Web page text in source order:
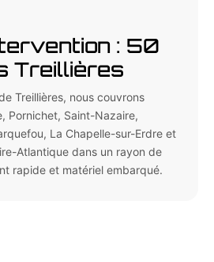
: 50
Treillières
Treillières, nous couvrons
Pornichet, Saint-Nazaire,
La Chapelle-sur-Erdre et
Atlantique dans un rayon de
rapide et matériel embarqué.